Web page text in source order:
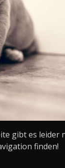
gibt es leider
finden!